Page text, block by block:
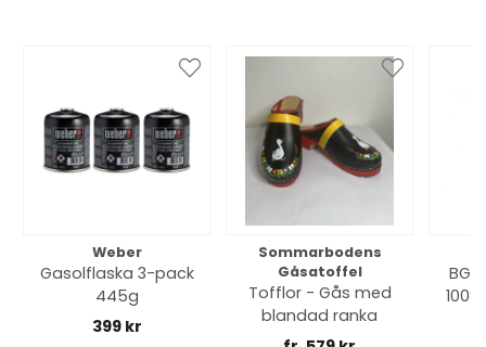
Weber
Gasolflaska 3-pack
445g
399 kr
Sommarbodens
Gåsatoffel
Tofflor - Gås med
blandad ranka